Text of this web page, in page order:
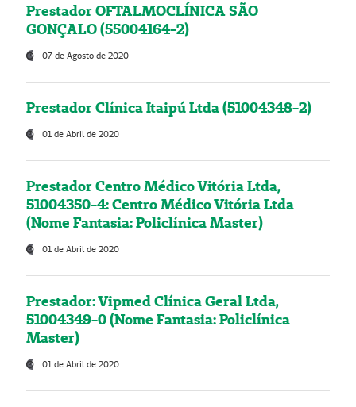
Prestador OFTALMOCLÍNICA SÃO
GONÇALO (55004164-2)
07 de Agosto de 2020
Prestador Clínica Itaipú Ltda (51004348-2)
01 de Abril de 2020
Prestador Centro Médico Vitória Ltda,
51004350-4: Centro Médico Vitória Ltda
(Nome Fantasia: Policlínica Master)
01 de Abril de 2020
Prestador: Vipmed Clínica Geral Ltda,
51004349-0 (Nome Fantasia: Policlínica
Master)
01 de Abril de 2020